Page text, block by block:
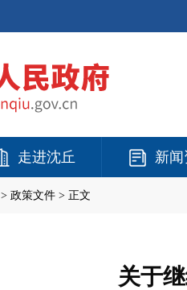
走进沈丘 新
> 政策文件 > 正文
关于